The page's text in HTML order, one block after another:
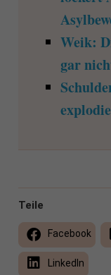
Weik:
gar
Teile
Facebook
LinkedIn